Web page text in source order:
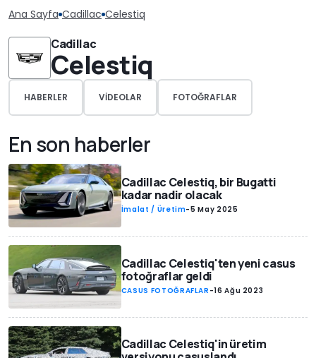
Ana Sayfa Cadillac Celestiq
Cadillac
Celestiq
HABERLER VIDEOLAR FOTOĞRAFLAR
En son haberler
Cadillac Celestiq, bir Bugatti
kadar nadir olacak
İmalat / Üretim-5 May 2025
Cadillac Celestiq'ten yeni casus
fotoğraflar geldi
CASUS FOTOĞRAFLAR -16 Ağu 2023
Cadillac Celestiq'in üretim